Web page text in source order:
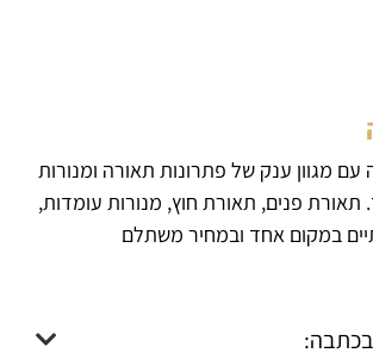
עם מגוון ענק של פתרונות תאורה ומנורות
תאורת פנים, תאורת חוץ, מנורות עומדות,
במקום אחד ובמחיר משתלם
בכתבה: